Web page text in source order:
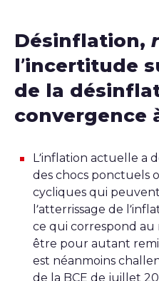
Désinflation,
l’incertitude
de la
convergence
L’inflation actuelle a
des chocs ponctuels
cycliques qui
l’atterrissage de
ce qui correspond au
être pour autant
est néanmoins
de la BCE de juillet